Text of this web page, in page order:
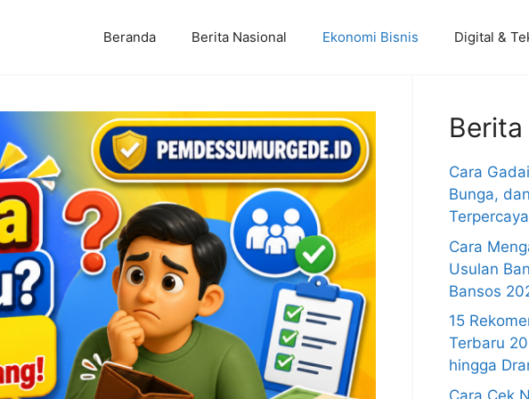
Beranda Berita Nasional Ekonomi Bisnis Digital &
Cara
Bunga,
Cara
Usulan
Bansos
15
Terbaru
hingga
Cara Cek